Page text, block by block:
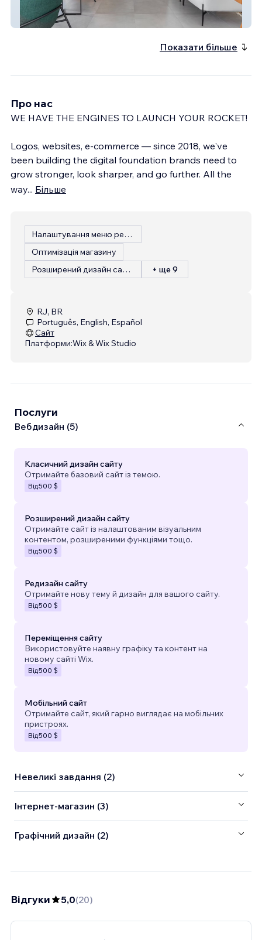
Reina Arquitetura
Показати більше
Про нас
WE HAVE THE ENGINES TO LAUNCH YOUR ROCKET!
Logos, websites, e-commerce — since 2018, we've
been building the digital foundation brands need to
grow stronger, look sharper, and go further. All the
way... Більше
Налаштування меню ресторану
Оптимізація магазину
Розширений дизайн сайту
+ ще 9
RJ, BR
Português, English, Español
Сайт
Платформи:Wix & Wix Studio
Послуги
Вебдизайн (5)
Класичний дизайн сайту
Отримайте базовий сайт із темою.
Від500 $
Розширений дизайн сайту
Отримайте сайт із налаштованим візуальним
контентом, розширеними функціями тощо.
Від500 $
Редизайн сайту
Отримайте нову тему й дизайн для вашого сайту.
Від500 $
Переміщення сайту
Використовуйте наявну графіку та контент на
новому сайті Wix.
Від500 $
Мобільний сайт
Отримайте сайт, який гарно виглядає на мобільних
пристроях.
Від500 $
Невеликі завдання (2)
Інтернет-магазин (3)
Графічний дизайн (2)
Відгуки 5,0(20)